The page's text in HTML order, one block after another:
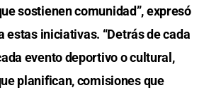
sostienen comunidad”, expresó
estas iniciativas. “Detrás de cada
evento deportivo o cultural,
planifican, comisiones que